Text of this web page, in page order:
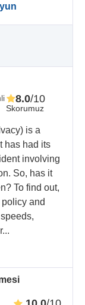
Skorumuz
8.0/10
is a
has had its
involving
So, has it
To find out,
and